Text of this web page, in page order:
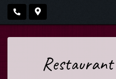
Restaurant